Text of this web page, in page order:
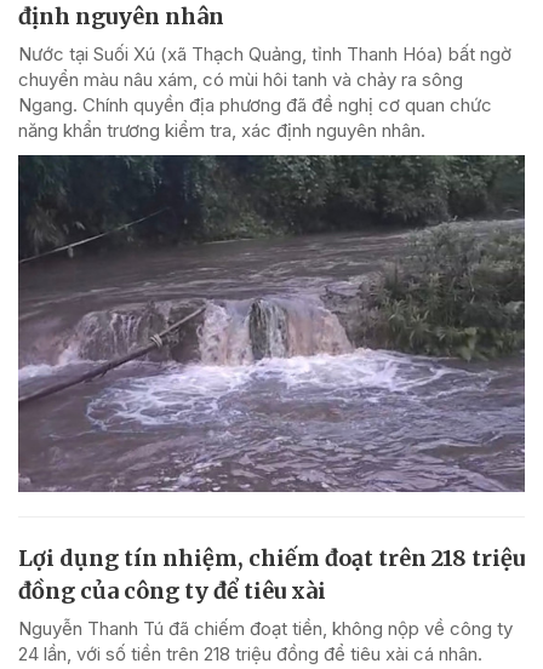
định nguyên nhân
Nước tại Suối Xú (xã Thạch Quảng, tỉnh Thanh Hóa) bất ngờ
chuyển màu nâu xám, có mùi hôi tanh và chảy ra sông
Ngang. Chính quyền địa phương đã đề nghị cơ quan chức
năng khẩn trương kiểm tra, xác định nguyên nhân.
Lợi dụng tín nhiệm, chiếm đoạt trên 218 triệu
đồng của công ty để tiêu xài
Nguyễn Thanh Tú đã chiếm đoạt tiền, không nộp về công ty
24 lần, với số tiền trên 218 triệu đồng để tiêu xài cá nhân.